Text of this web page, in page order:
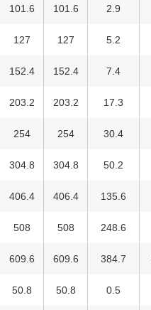
101.6 101.6 2.9
127 127 5.2
152.4 152.4 7.4
203.2 203.2 17.3
254 254 30.4
304.8 304.8 50.2
406.4 406.4 135.6
508 508 248.6
609.6 609.6 384.7
50.8 50.8 0.5